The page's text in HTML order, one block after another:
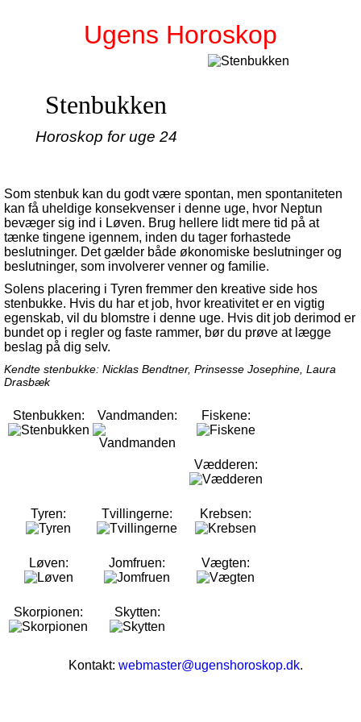
Ugens Horoskop
Stenbukken
Horoskop for uge 24
Som stenbuk kan du godt være spontan, men spontaniteten
kan få uheldige konsekvenser i denne uge, hvor Neptun
bevæger sig ind i Løven. Brug hellere lidt mere tid på at
tænke tingene igennem, inden du tager forhastede
beslutninger. Det gælder både økonomiske beslutninger og
beslutninger, som involverer venner og familie.
Solens placering i Tyren fremmer den kreative side hos
stenbukke. Hvis du har et job, hvor kreativitet er en vigtig
egenskab, vil du blomstre i denne uge. Hvis dit job derimod er
bundet op i regler og faste rammer, bør du prøve at lægge
beslag på dig selv.
Kendte stenbukke: Nicklas Bendtner, Prinsesse Josephine, Laura
Drasbæk
Stenbukken: Vandmanden: Fiskene:
Vædderen:
Tyren: Tvillingerne: Krebsen:
Løven: Jomfruen: Vægten:
Skorpionen: Skytten:
Kontakt: webmaster@ugenshoroskop.dk.